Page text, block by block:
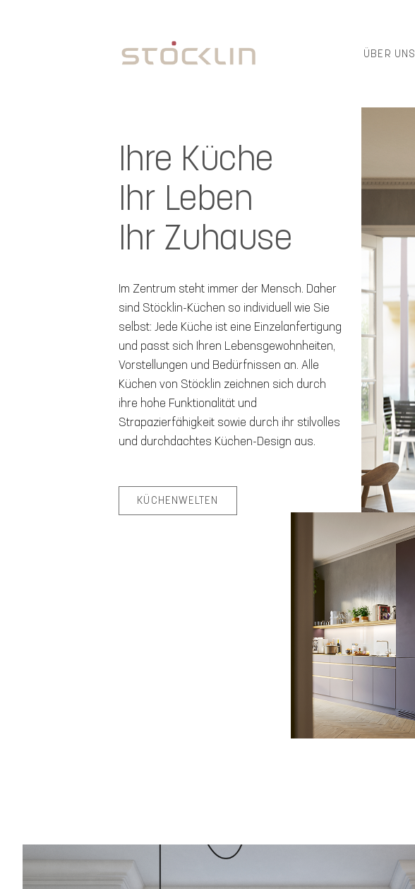
ÜBER UNS
Ihre Küche
Ihr Leben
Ihr Zuhause
Im Zentrum steht immer der Mensch. Daher
sind Stöcklin-Küchen so individuell wie Sie
selbst: Jede Küche ist eine Einzelanfertigung
und passt sich Ihren Lebensgewohnheiten,
Vorstellungen und Bedürfnissen an. Alle
Küchen von Stöcklin zeichnen sich durch
ihre hohe Funktionalität und
Strapazierfähigkeit sowie durch ihr stilvolles
und durchdachtes Küchen-Design aus.
KÜCHENWELTEN